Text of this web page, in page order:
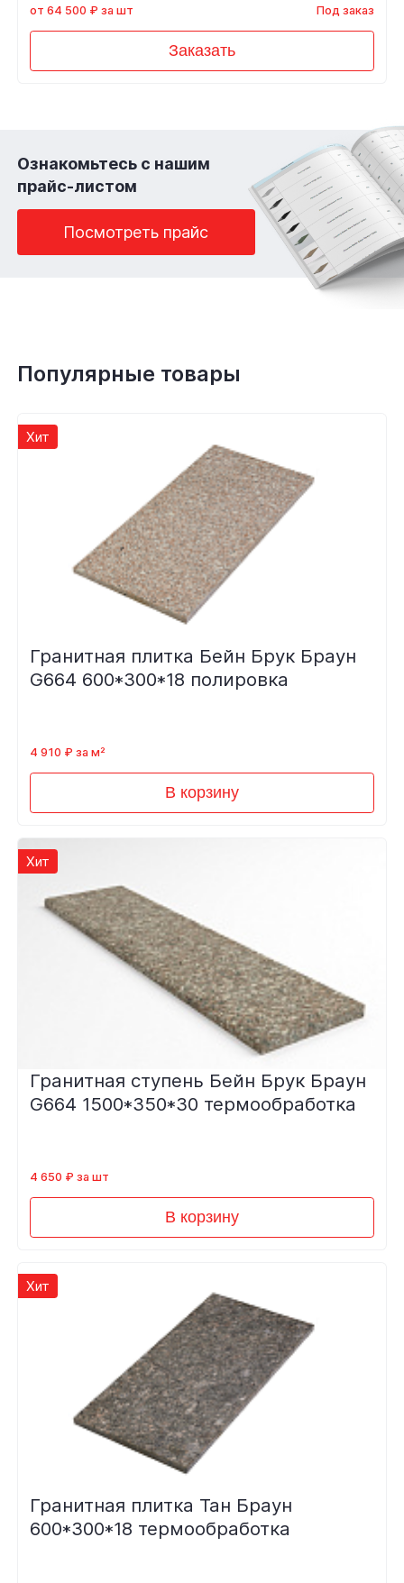
от 64 500 ₽ за шт Под заказ
Заказать
Ознакомьтесь с нашим
прайс-листом
Посмотреть прайс
Популярные товары
Хит
Гранитная плитка Бейн Брук Браун
G664 600*300*18 полировка
4 910 ₽ за м²
В корзину
Хит
Гранитная ступень Бейн Брук Браун
G664 1500*350*30 термообработка
4 650 ₽ за шт
В корзину
Хит
Гранитная плитка Тан Браун
600*300*18 термообработка